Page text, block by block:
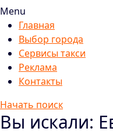
Menu
Главная
Выбор города
Сервисы такси
Реклама
Контакты
Начать поиск
Вы искали: